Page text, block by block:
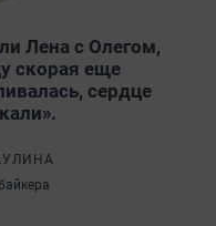
Лена с Олегом,
скорая еще
сердце